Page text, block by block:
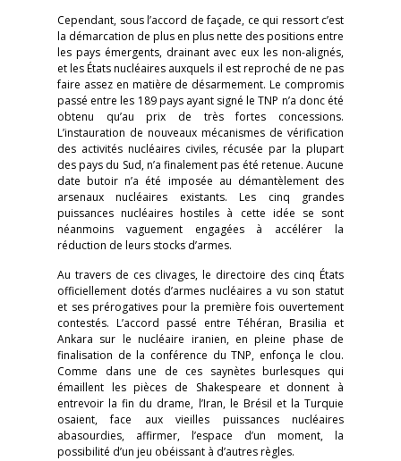
Cependant, sous l’accord de façade, ce qui ressort c’est
la démarcation de plus en plus nette des positions entre
les pays émergents, drainant avec eux les non-alignés,
et les États nucléaires auxquels il est reproché de ne pas
faire assez en matière de désarmement. Le compromis
passé entre les 189 pays ayant signé le TNP n’a donc été
obtenu qu’au prix de très fortes concessions.
L’instauration de nouveaux mécanismes de vérification
des activités nucléaires civiles, récusée par la plupart
des pays du Sud, n’a finalement pas été retenue. Aucune
date butoir n’a été imposée au démantèlement des
arsenaux nucléaires existants. Les cinq grandes
puissances nucléaires hostiles à cette idée se sont
néanmoins vaguement engagées à accélérer la
réduction de leurs stocks d’armes.
Au travers de ces clivages, le directoire des cinq États
officiellement dotés d’armes nucléaires a vu son statut
et ses prérogatives pour la première fois ouvertement
contestés. L’accord passé entre Téhéran, Brasilia et
Ankara sur le nucléaire iranien, en pleine phase de
finalisation de la conférence du TNP, enfonça le clou.
Comme dans une de ces saynètes burlesques qui
émaillent les pièces de Shakespeare et donnent à
entrevoir la fin du drame, l’Iran, le Brésil et la Turquie
osaient, face aux vieilles puissances nucléaires
abasourdies, affirmer, l’espace d’un moment, la
possibilité d’un jeu obéissant à d’autres règles.